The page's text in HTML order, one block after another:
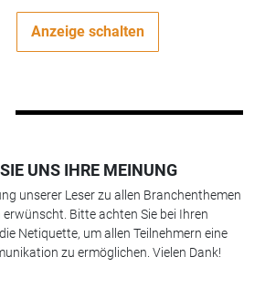
Anzeige schalten
UNS IHRE MEINUNG
unserer Leser zu allen Branchenthemen
Bitte achten Sie bei Ihren
Netiquette, um allen Teilnehmern eine
zu ermöglichen. Vielen Dank!